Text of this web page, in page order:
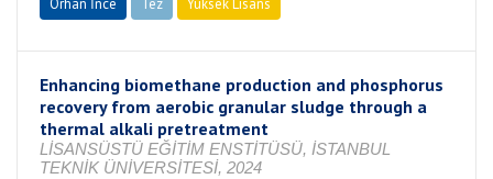
Orhan İnce Tez Yüksek Lisans
Enhancing biomethane production and phosphorus
recovery from aerobic granular sludge through a
thermal alkali pretreatment
LİSANSÜSTÜ EĞİTİM ENSTİTÜSÜ, İSTANBUL
TEKNİK ÜNİVERSİTESİ, 2024